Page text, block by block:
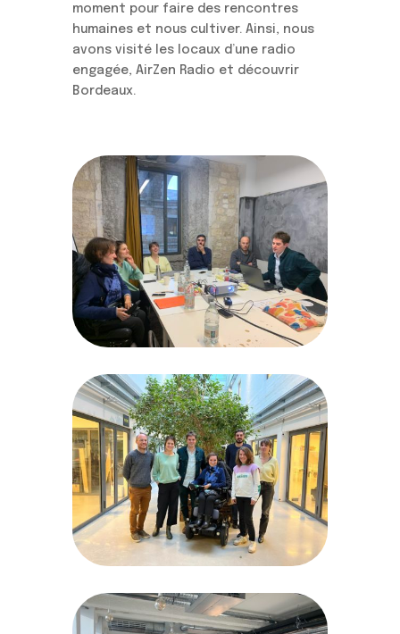
moment pour faire des rencontres
humaines et nous cultiver. Ainsi, nous
avons visité les locaux d’une radio
engagée, AirZen Radio et découvrir
Bordeaux.